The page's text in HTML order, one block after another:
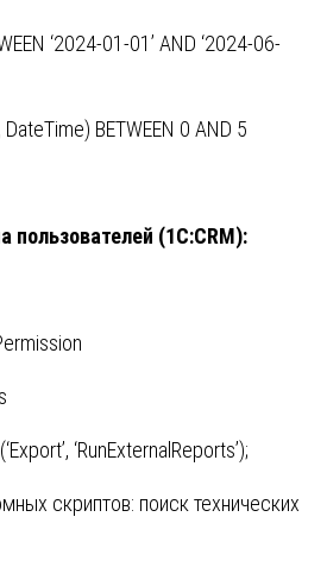
‘2024-01-01’ AND ‘2024-06-
DateTime) BETWEEN 0 AND 5
пользователей (1С:CRM):
‘RunExternalReports’);
скриптов: поиск технических